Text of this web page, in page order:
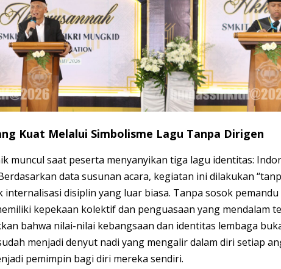
Kuat Melalui Simbolisme Lagu Tanpa Dirigen
muncul saat peserta menyanyikan tiga lagu identitas:
data susunan acara, kegiatan ini dilakukan
internalisasi disiplin yang luar biasa. Tanpa sosok pemandu
kepekaan kolektif dan penguasaan yang mendalam
bahwa nilai-nilai kebangsaan dan identitas lembaga
menjadi denyut nadi yang mengalir dalam diri setiap
pemimpin bagi diri mereka sendiri.